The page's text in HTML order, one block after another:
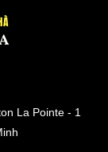
La Pointe - 1